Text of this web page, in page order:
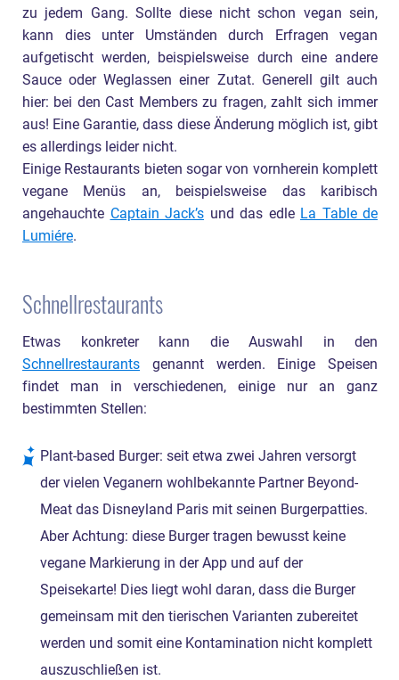
zu jedem Gang. Sollte diese nicht schon vegan sein,
kann dies unter Umständen durch Erfragen vegan
aufgetischt werden, beispielsweise durch eine andere
Sauce oder Weglassen einer Zutat. Generell gilt auch
hier: bei den Cast Members zu fragen, zahlt sich immer
aus! Eine Garantie, dass diese Änderung möglich ist, gibt
es allerdings leider nicht.
Einige Restaurants bieten sogar von vornherein komplett
vegane Menüs an, beispielsweise das karibisch
angehauchte Captain Jack’s und das edle La Table de
Lumiére.
Schnellrestaurants
Etwas konkreter kann die Auswahl in den
Schnellrestaurants genannt werden. Einige Speisen
findet man in verschiedenen, einige nur an ganz
bestimmten Stellen:
Plant-based Burger: seit etwa zwei Jahren versorgt
der vielen Veganern wohlbekannte Partner Beyond-
Meat das Disneyland Paris mit seinen Burgerpatties.
Aber Achtung: diese Burger tragen bewusst keine
vegane Markierung in der App und auf der
Speisekarte! Dies liegt wohl daran, dass die Burger
gemeinsam mit den tierischen Varianten zubereitet
werden und somit eine Kontamination nicht komplett
auszuschließen ist.